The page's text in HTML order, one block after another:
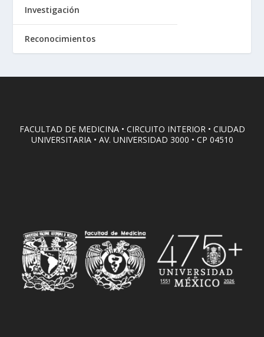
Investigación
Reconocimientos
FACULTAD DE MEDICINA • CIRCUITO INTERIOR • CIUDAD
UNIVERSITARIA • AV. UNIVERSIDAD 3000 • CP 04510